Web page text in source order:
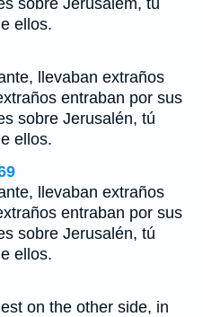
sobre Jerusalem, tú
ellos.
llevaban extraños
entraban por sus
sobre Jerusalén, tú
ellos.
llevaban extraños
entraban por sus
sobre Jerusalén, tú
ellos.
on the other side, in